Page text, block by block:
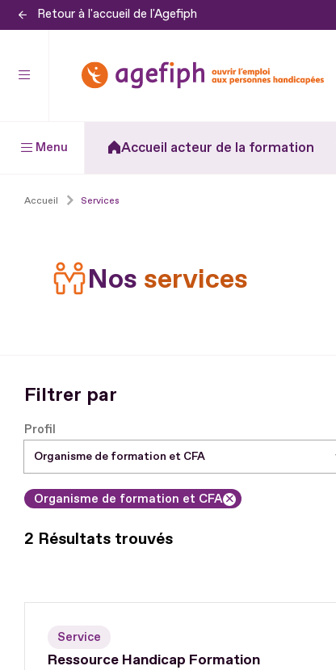
Aller
contenu
Retour à l'accueil de l'Agefiph
Menu Accueil acteur de la formation
Accueil Services
Nos services
Filtrer par
Profil
Supprimer le filtre
Organisme de formation et CFA
2 Résultats trouvés
Ressource Handicap Formation
Service